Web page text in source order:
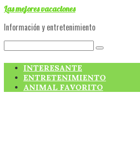
Skip
content
Las mejores vacaciones
Información y entretenimiento
INTERESANTE
ENTRETENIMIENTO
ANIMAL FAVORITO